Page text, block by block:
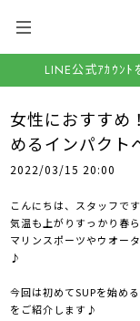
LINE公式ｱｶｳﾝﾄ
女性におすすめ
めるインパクト
2022/03/15 20:00
こんにちは、スタッフで
気温も上がりすっかり春
マリンスポーツやウオー
♪
今回は初めてSUPを始め
をご紹介します♪